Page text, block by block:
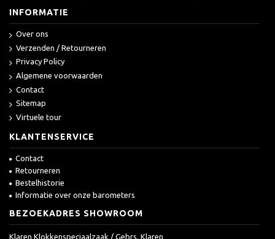
INFORMATIE
Over ons
Verzenden / Retourneren
Privacy Policy
Algemene voorwaarden
Contact
Sitemap
Virtuele tour
KLANTENSERVICE
Contact
Retourneren
Bestelhistorie
Informatie over onze barometers
BEZOEKADRES SHOWROOM
Klaren Klokkenspeciaalzaak / Gebrs. Klaren